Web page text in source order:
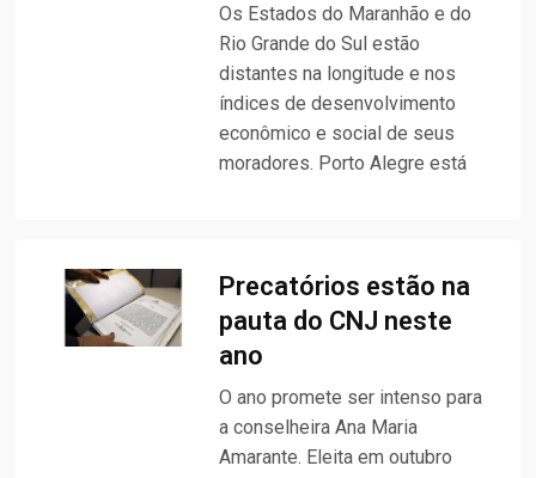
Os Estados do Maranhão e do
Rio Grande do Sul estão
distantes na longitude e nos
índices de desenvolvimento
econômico e social de seus
moradores. Porto Alegre está
Precatórios estão na
pauta do CNJ neste
ano
O ano promete ser intenso para
a conselheira Ana Maria
Amarante. Eleita em outubro